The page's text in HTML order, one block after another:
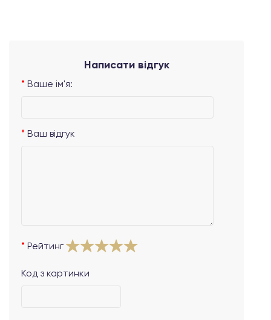
Написати відгук
Ваше ім'я:
Ваш відгук
Рейтинг
Код з картинки